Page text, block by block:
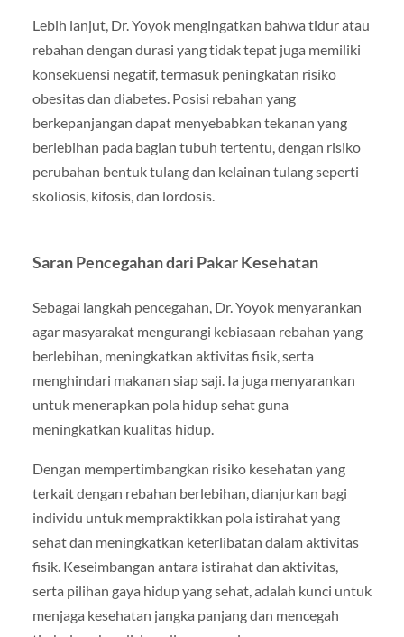
Lebih lanjut, Dr. Yoyok mengingatkan bahwa tidur atau
rebahan dengan durasi yang tidak tepat juga memiliki
konsekuensi negatif, termasuk peningkatan risiko
obesitas dan diabetes. Posisi rebahan yang
berkepanjangan dapat menyebabkan tekanan yang
berlebihan pada bagian tubuh tertentu, dengan risiko
perubahan bentuk tulang dan kelainan tulang seperti
skoliosis, kifosis, dan lordosis.
Saran Pencegahan dari Pakar Kesehatan
Sebagai langkah pencegahan, Dr. Yoyok menyarankan
agar masyarakat mengurangi kebiasaan rebahan yang
berlebihan, meningkatkan aktivitas fisik, serta
menghindari makanan siap saji. Ia juga menyarankan
untuk menerapkan pola hidup sehat guna
meningkatkan kualitas hidup.
Dengan mempertimbangkan risiko kesehatan yang
terkait dengan rebahan berlebihan, dianjurkan bagi
individu untuk mempraktikkan pola istirahat yang
sehat dan meningkatkan keterlibatan dalam aktivitas
fisik. Keseimbangan antara istirahat dan aktivitas,
serta pilihan gaya hidup yang sehat, adalah kunci untuk
menjaga kesehatan jangka panjang dan mencegah